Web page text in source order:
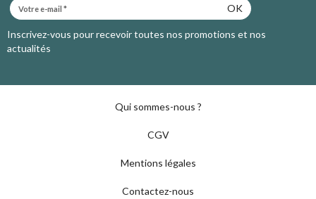
OK
Inscrivez-vous pour recevoir toutes nos promotions et nos
actualités
Qui sommes-nous ?
CGV
Mentions légales
Contactez-nous